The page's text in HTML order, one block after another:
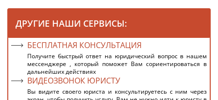
ДРУГИЕ НАШИ СЕРВИСЫ:
БЕСПЛАТНАЯ КОНСУЛЬТАЦИЯ
Получите быстрый ответ на юридический вопрос в нашем
мессенджере , который поможет Вам сориентироваться в
дальнейших действиях
ВИДЕОЗВОНОК ЮРИСТУ
Вы видите своего юриста и консультируетесь с ним через